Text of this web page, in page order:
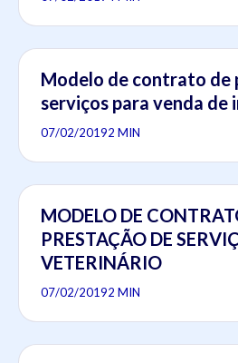
Modelo de contrato de
serviços para venda de
07/02/20192 MIN
MODELO DE
PRESTAÇÃO DE
VETERINÁRIO
07/02/20192 MIN